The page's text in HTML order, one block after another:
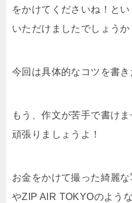
をかけてくださいね！と
いただけましたでしょうか
今回は具体的なコツを書き
もう、作文が苦手で書けま
頑張りましょうよ！
お金をかけて撮った綺麗
やZIP AIR TOKYOのよう